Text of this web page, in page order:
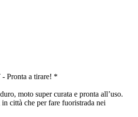
Pronta a tirare! *
moto super curata e pronta all’uso.
città che per fare fuoristrada nei